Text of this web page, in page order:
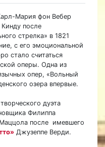
Мария фон Вебер
после
стрелка» в 1821
с его эмоциональной
стало считаться
оперы. Одна из
опер, «Вольный
озера впервые.
дуэта
Филиппа
после имевшего
Джузеппе Верди.